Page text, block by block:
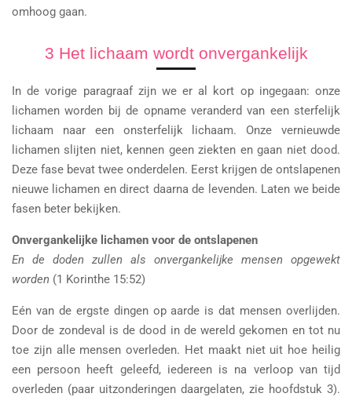
omhoog gaan.
3 Het lichaam wordt onvergankelijk
In de vorige paragraaf zijn we er al kort op ingegaan: onze
lichamen worden bij de opname veranderd van een sterfelijk
lichaam naar een onsterfelijk lichaam. Onze vernieuwde
lichamen slijten niet, kennen geen ziekten en gaan niet dood.
Deze fase bevat twee onderdelen. Eerst krijgen de ontslapenen
nieuwe lichamen en direct daarna de levenden. Laten we beide
fasen beter bekijken.
Onvergankelijke lichamen voor de ontslapenen
En de doden zullen als onvergankelijke mensen opgewekt
worden (1 Korinthe 15:52)
Eén van de ergste dingen op aarde is dat mensen overlijden.
Door de zondeval is de dood in de wereld gekomen en tot nu
toe zijn alle mensen overleden. Het maakt niet uit hoe heilig
een persoon heeft geleefd, iedereen is na verloop van tijd
overleden (paar uitzonderingen daargelaten, zie hoofdstuk 3).